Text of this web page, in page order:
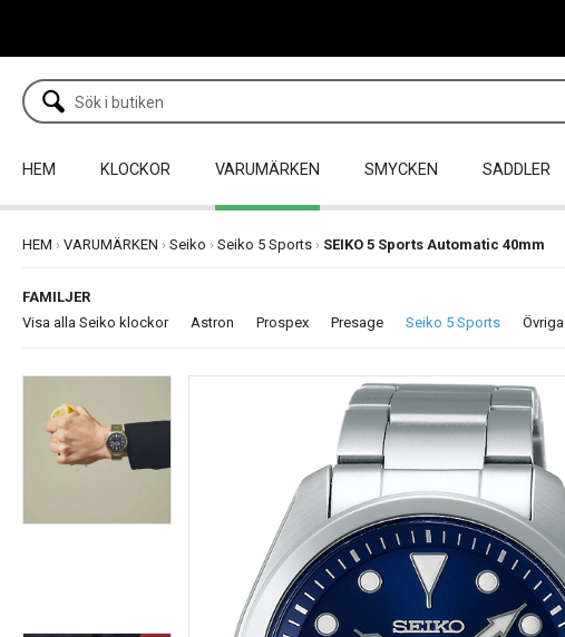
HEM KLOCKOR VARUMÄRKEN SMYCKEN SADDLER
HEM › VARUMÄRKEN › Seiko › Seiko 5 Sports › SEIKO 5 Sports Automatic 40mm
FAMILJER
Visa alla Seiko klockor
Astron Prospex Presage Seiko 5 Sports Övriga